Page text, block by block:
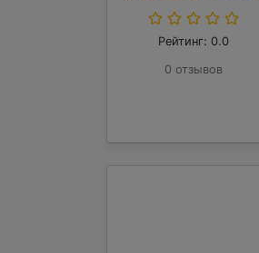
Рейтинг: 0.0
0 отзывов